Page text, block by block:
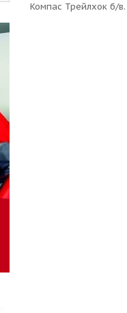
Компас Трейлхок б/